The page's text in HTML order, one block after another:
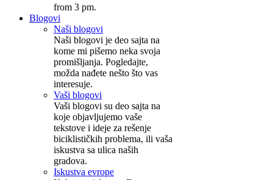
from 3 pm.
Blogovi
Naši blogovi
Naši blogovi je deo sajta na
kome mi pišemo neka svoja
promišljanja. Pogledajte,
možda nađete nešto što vas
interesuje.
Vaši blogovi
Vaši blogovi su deo sajta na
koje objavljujemo vaše
tekstove i ideje za rešenje
biciklističkih problema, ili vaša
iskustva sa ulica naših
gradova.
Iskustva evrope